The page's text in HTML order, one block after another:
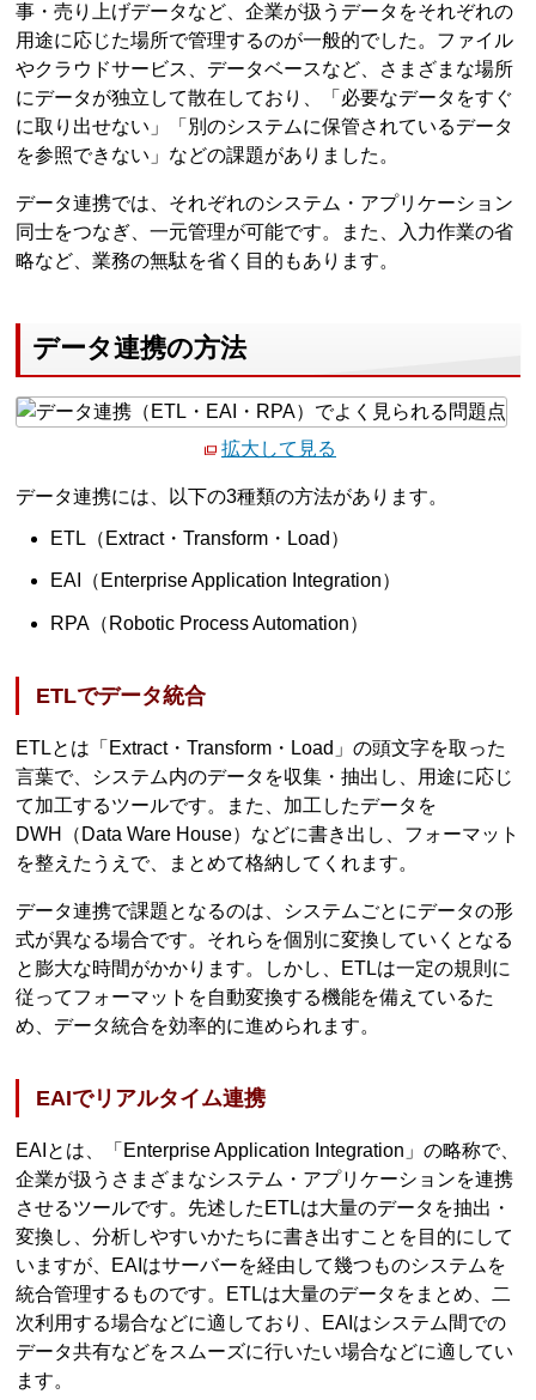
事・売り上げデータなど、企業が扱うデータをそれぞれの
用途に応じた場所で管理するのが一般的でした。ファイル
やクラウドサービス、データベースなど、さまざまな場所
にデータが独立して散在しており、「必要なデータをすぐ
に取り出せない」「別のシステムに保管されているデータ
を参照できない」などの課題がありました。
データ連携では、それぞれのシステム・アプリケーション
同士をつなぎ、一元管理が可能です。また、入力作業の省
略など、業務の無駄を省く目的もあります。
データ連携の方法
拡大して見る
データ連携には、以下の3種類の方法があります。
ETL（Extract・Transform・Load）
EAI（Enterprise Application Integration）
RPA（Robotic Process Automation）
ETLでデータ統合
ETLとは「Extract・Transform・Load」の頭文字を取った
言葉で、システム内のデータを収集・抽出し、用途に応じ
て加工するツールです。また、加工したデータを
DWH（Data Ware House）などに書き出し、フォーマット
を整えたうえで、まとめて格納してくれます。
データ連携で課題となるのは、システムごとにデータの形
式が異なる場合です。それらを個別に変換していくとなる
と膨大な時間がかかります。しかし、ETLは一定の規則に
従ってフォーマットを自動変換する機能を備えているた
め、データ統合を効率的に進められます。
EAIでリアルタイム連携
EAIとは、「Enterprise Application Integration」の略称で、
企業が扱うさまざまなシステム・アプリケーションを連携
させるツールです。先述したETLは大量のデータを抽出・
変換し、分析しやすいかたちに書き出すことを目的にして
いますが、EAIはサーバーを経由して幾つものシステムを
統合管理するものです。ETLは大量のデータをまとめ、二
次利用する場合などに適しており、EAIはシステム間での
データ共有などをスムーズに行いたい場合などに適してい
ます。